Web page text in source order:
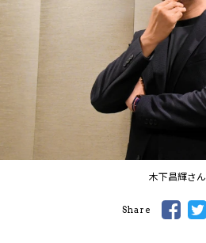
木下昌輝さん
Share